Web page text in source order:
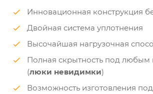
Инновационная конструкция
Двойная система уплотнения
Высочайшая нагрузочная
Полная скрытность под любым
(люки невидимки)
Возможность изготовления под